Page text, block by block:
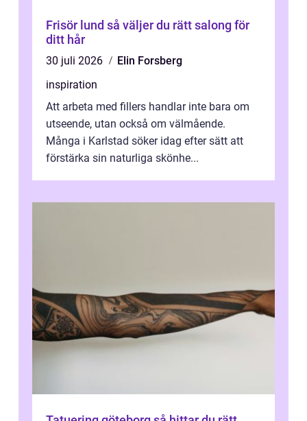
Frisör lund så väljer du rätt salong för
ditt hår
30 juli 2026
Elin Forsberg
inspiration
Att arbeta med fillers handlar inte bara om
utseende, utan också om välmående.
Många i Karlstad söker idag efter sätt att
förstärka sin naturliga skönhe...